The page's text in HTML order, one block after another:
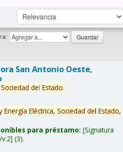
San Antonio Oeste,
Sociedad del Estado.
Energía Eléctrica, Sociedad del Estado,
para préstamo: Signatura
(3).